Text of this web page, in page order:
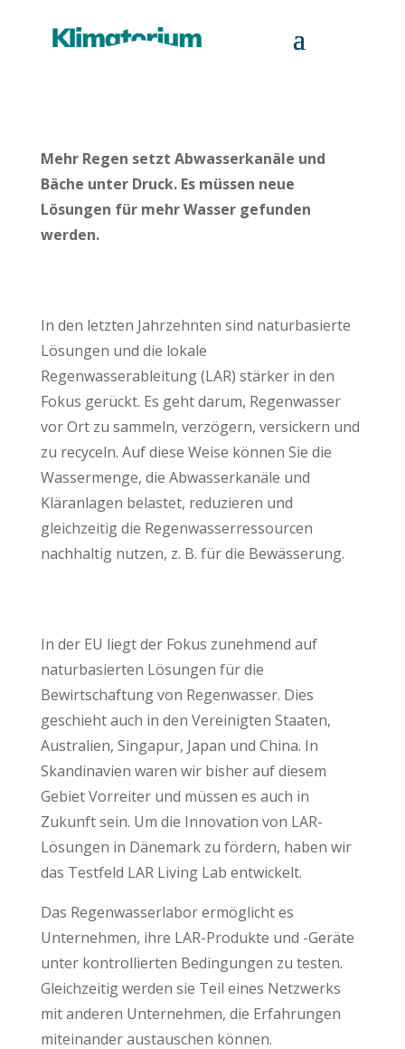
Mehr Regen setzt Abwasserkanäle und
Bäche unter Druck. Es müssen neue
Lösungen für mehr Wasser gefunden
werden.
In den letzten Jahrzehnten sind naturbasierte
Lösungen und die lokale
Regenwasserableitung (LAR) stärker in den
Fokus gerückt. Es geht darum, Regenwasser
vor Ort zu sammeln, verzögern, versickern und
zu recyceln. Auf diese Weise können Sie die
Wassermenge, die Abwasserkanäle und
Kläranlagen belastet, reduzieren und
gleichzeitig die Regenwasserressourcen
nachhaltig nutzen, z. B. für die Bewässerung.
In der EU liegt der Fokus zunehmend auf
naturbasierten Lösungen für die
Bewirtschaftung von Regenwasser. Dies
geschieht auch in den Vereinigten Staaten,
Australien, Singapur, Japan und China. In
Skandinavien waren wir bisher auf diesem
Gebiet Vorreiter und müssen es auch in
Zukunft sein. Um die Innovation von LAR-
Lösungen in Dänemark zu fördern, haben wir
das Testfeld LAR Living Lab entwickelt.
Das Regenwasserlabor ermöglicht es
Unternehmen, ihre LAR-Produkte und -Geräte
unter kontrollierten Bedingungen zu testen.
Gleichzeitig werden sie Teil eines Netzwerks
mit anderen Unternehmen, die Erfahrungen
miteinander austauschen können.